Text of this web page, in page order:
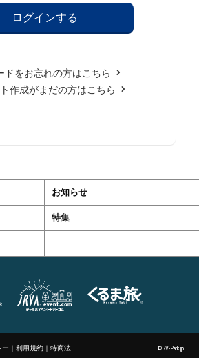
ドをお忘れの方はこちら
作成がまだの方はこちら
お知らせ
特集
ー ｜利用規約 ｜特商法 ©RV-Park.jp